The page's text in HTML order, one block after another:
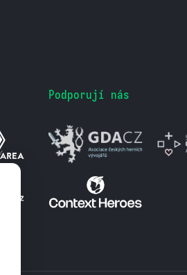
Podporují nás